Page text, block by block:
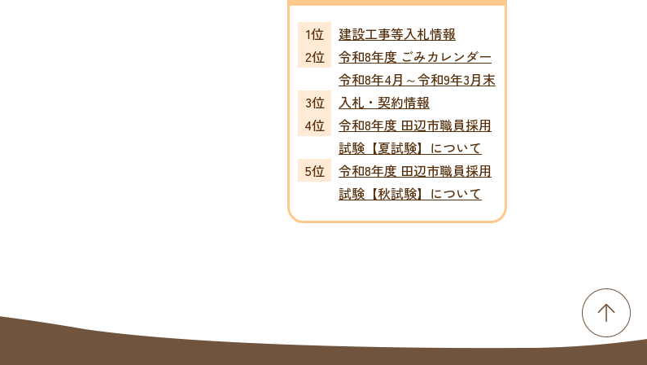
建設工事等入札情報
令和8年度 ごみカレンダー
令和8年4月～令和9年3月末
入札・契約情報
令和8年度 田辺市職員採用
試験【夏試験】について
令和8年度 田辺市職員採用
試験【秋試験】について